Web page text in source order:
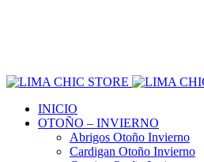
INICIO
OTOÑO – INVIERNO
Abrigos Otoño Invierno
Cardigan Otoño Invierno